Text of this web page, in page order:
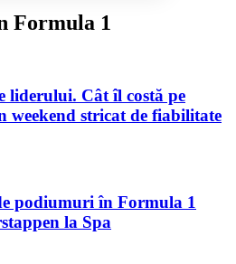
Formula 1
liderului. Cât îl costă pe
weekend stricat de fiabilitate
podiumuri în Formula 1
la Spa